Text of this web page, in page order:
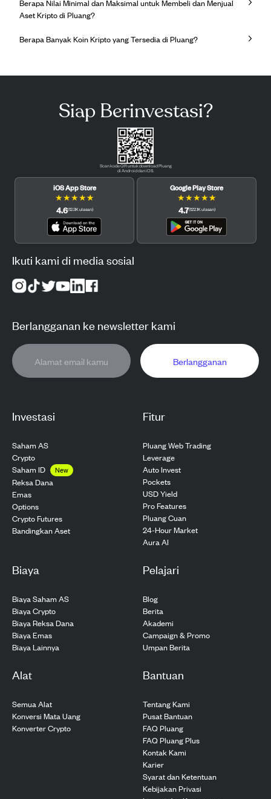
Berapa Nilai Minimal dan Maksimal untuk Membeli dan Menjual
Aset Kripto di Pluang?
Berapa Banyak Koin Kripto yang Tersedia di Pluang?
Investasi
Saham AS
Crypto
Saham ID
New
Reksa Dana
Emas
Options
Crypto Futures
Bandingkan Aset
Fitur
Pluang Web Trading
Leverage
Auto Invest
Pockets
USD Yield
Pro Features
Pluang Cuan
24-Hour Market
Aura AI
Biaya
Biaya Saham AS
Biaya Crypto
Biaya Reksa Dana
Biaya Emas
Biaya Lainnya
Pelajari
Blog
Berita
Akademi
Campaign & Promo
Umpan Berita
Alat
Semua Alat
Konversi Mata Uang
Konverter Crypto
Bantuan
Tentang Kami
Pusat Bantuan
FAQ Pluang
FAQ Pluang Plus
Kontak Kami
Karier
Syarat dan Ketentuan
Kebijakan Privasi
Siap Berinvestasi?
Scan kode QR untuk download Pluang
di Android dan iOS.
iOS App Store
★★★★★
4.6(12.3K ulasan)
Google Play Store
★★★★★
4.7(122.1K ulasan)
Ikuti kami di media sosial
Berlangganan ke newsletter kami
Berlangganan